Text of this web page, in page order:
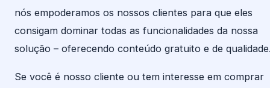
nós empoderamos os nossos clientes para que eles
consigam dominar todas as funcionalidades da nossa
solução – oferecendo conteúdo gratuito e de
Se você é nosso cliente ou tem interesse em comprar